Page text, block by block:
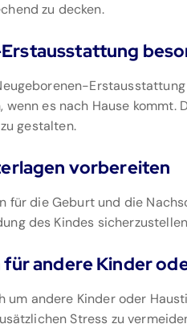
zu decken.
es nach Hause kommt.
gestalten.
vorbereiten
für die Geburt und die
des Kindes
andere Kinder
um andere Kinder oder
Stress zu